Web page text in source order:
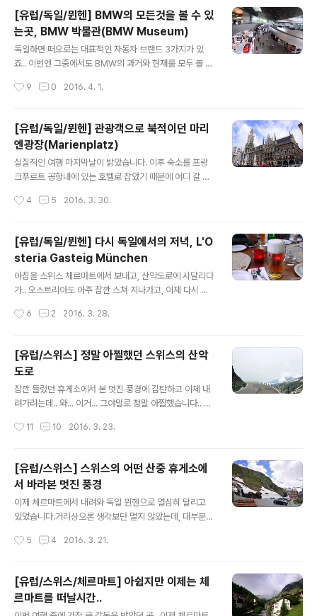
가 나왔습니다. 수하물도 셀프로 부치는데, 문제는 세금 환
급을 받아야할게 있었거든요.. 물어보니 부칠 짐에 세금 환
급 받을게 있다면 다시 카운터로 가랍니다..;; 그래서 다시
카운터를 가서 부칠 짐에 세금환급 받을 상품이 있다고 얘
로 부쳐줍니다. 캐리어를 ..
[유럽/독일/뮌헨] BMW의 모든것을 볼 수 있
는곳, BMW 박물관(BMW Museum)
독일하면 떠오로는 대표적인 자동차 브랜드 3가지가 있
죠.. 이번엔 그중에서도 BMW의 과거와 현재를 모두 볼 수
막 코스이기도 했구요^^ 주차장에 차를 대고 올라오니 이
홍보관 같았습니다. 직접 시운전도 하고 그러는거 같더라
구요.. 저희가 갈곳은 건너편에 있습니다. 뒤에 보이는 길쭉
한 건물은 BMW본사... 일려나..ㅋㅋ 암튼 건물부터가 다
멋집니다^^ 여긴 저희가 처음 도착했던 곳. 주말이라 그런
지 많은 사람들이 있었습니다. 입장료는 10유로 입니다. 백
하더라구요.. 귀찮지만 할 수 없이 백팩을 보관하고 왔습니
9 0 2016. 4. 1.
[유럽/독일/뮌헨] 관광객으로 북적이던 마리
엔광장(Marienplatz)
실질적인 여행 마지막날이 밝았습니다. 이후 숙소를 프랑
크푸르트 공항내에 있는 호텔로 잡았기 때문에 어디 갈 수
했기 때문에 뮌헨을 간단히 둘러보기로 했습니다. 아침부
아주 장난 아니네요 ㅋㅋ 뮌헨이 형이 출장왔던 곳이다보
니 그냥 졸졸 따라갔습니다..^^: 노상 테이블도 비를 다 맞
았네요.. 그렇게 따라 간 곳은.. 바로 마리엔 광장이었습니
다. 솔직히 말씀드리면 그냥 광장으로 알고 갔지 이름은 몰
라고 합니다.. 옛날 건물인데 왜캐 새 느낌이 나나 했더만..
4 5 2016. 3. 30.
[유럽/독일/뮌헨] 다시 독일에서의 저녁, L'O
steria Gasteig München
아침을 스위스 체르마트에서 보내고, 산악도로에 시달리다
가.. 오스트리아도 아주 잠깐 스쳐 지나가고, 이제 다시 독
시간만이네요..ㅎㅎ 암튼 도착하니 저녁시간이고.. 뭘 먹을
태리 음식점에 가기로 했습니다. 멀리 가기엔 다들 지쳐있
었거든요..ㅋㅋ 암튼 숙소인 힐튼 뮌헨시티(Hilton Munic
h City) 뒤에 있던.. L'Osteria 라는 곳이 왔습니다. 우선
마르게리타 피자(7.5유로)와... 다른피자를 하나 더 주문했
는데 기억이 안나네요..ㅠㅠ 그리고 토마토 루꼴라 스파게
들어왔을때는 9시가 넘은 시각이었는데, 역시나 해가 아직
6 2 2016. 3. 28.
[유럽/스위스] 정말 아찔했던 스위스의 산악
도로
잠깐 들렀던 휴게소에서 본 멋진 풍경에 감탄하고 이제 내
려가려는데.. 와... 이거... 그야말로 정말 아찔했습니다.. 오
게다가 도로폭이 좁아서 반대쪽에서 버스가 올라오면 정말
마득한 낭떠러지가 보이면..ㄷㄷ 보시면 아시겠지만 도로
폭이 정말 좁았어요.. 버스 2대는 절대 못 지나갈듯.. 높이
올라온만큼 아직도 한참을 내려가야 합니다.. 헤어핀 구간
을 지나면서 반대편을 담은건데.. 정말 무섭더라구요..ㄷㄷ
자전거를 타고 열심히 여행중인 사람도 보이구요.. 어느새
11 10 2016. 3. 23.
[유럽/스위스] 스위스의 어떤 산중 휴게소에
서 바라본 멋진 풍경
이제 체르마트에서 내려와 독일 뮌헨으로 열심히 달리고
있었습니다.거리상으론 생각보단 멀지 않았는데, 대부분
걸리겠더라구요.. 암튼 주변에 산이 많다보니 날씨도 오락
게 보입니다.. 스위스는.. 그냥 주변이 다 아름다워요..괜히
알프스에 대한 로망이 생기는게 아닌거 같습니다&& 열차
때문에 잠시 멈추기도 하고.. 앞에 보이는 산을 보며..우리
5 4 2016. 3. 21.
[유럽/스위스/체르마트] 아쉽지만 이제는 체
르마트를 떠날시간..